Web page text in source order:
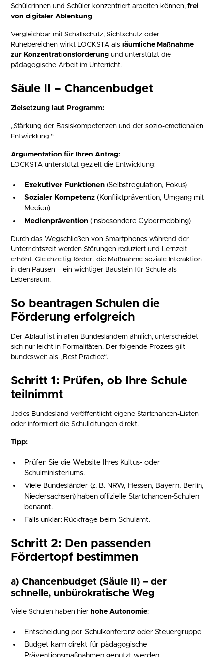
Schülerinnen und Schüler konzentriert arbeiten können,frei
von digitaler Ablenkung.
Vergleichbar mit Schallschutz, Sichtschutz oder
Ruhebereichen wirkt LOCKSTA alsräumliche Maßnahme
zur Konzentrationsförderung und unterstützt die
pädagogische Arbeit im Unterricht.
Säule II – Chancenbudget
Zielsetzung laut Programm:
„Stärkung der Basiskompetenzen und der sozio-emotionalen
Entwicklung.“
Argumentation für Ihren Antrag:
LOCKSTA unterstützt gezielt die Entwicklung:
Exekutiver Funktionen (Selbstregulation, Fokus)
Sozialer Kompetenz (Konfliktprävention, Umgang mit
Medien)
Medienprävention (insbesondere Cybermobbing)
Durch das Wegschließen von Smartphones während der
Unterrichtszeit werden Störungen reduziert und Lernzeit
erhöht. Gleichzeitig fördert die Maßnahme soziale Interaktion
in den Pausen – ein wichtiger Baustein für Schule als
Lebensraum.
So beantragen Schulen die
Förderung erfolgreich
Der Ablauf ist in allen Bundesländern ähnlich, unterscheidet
sich nur leicht in Formalitäten. Der folgende Prozess gilt
bundesweit als „Best Practice“.
Schritt 1: Prüfen, ob Ihre Schule
teilnimmt
Jedes Bundesland veröffentlicht eigene Startchancen-Listen
oder informiert die Schulleitungen direkt.
Tipp:
Prüfen Sie die Website Ihres Kultus- oder
Schulministeriums.
Viele Bundesländer (z. B. NRW, Hessen, Bayern, Berlin,
Niedersachsen) haben offizielle Startchancen-Schulen
benannt.
Falls unklar: Rückfrage beim Schulamt.
Schritt 2: Den passenden
Fördertopf bestimmen
a) Chancenbudget (Säule II) – der
schnelle, unbürokratische Weg
Viele Schulen haben hier hohe Autonomie:
Entscheidung per Schulkonferenz oder Steuergruppe
Budget kann direkt für pädagogische
Präventionsmaßnahmen genutzt werden